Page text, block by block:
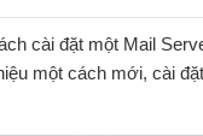
cài đặt một Mail
một cách mới, cài